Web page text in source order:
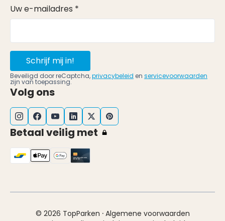
Uw e-mailadres *
Schrijf mij in!
Beveiligd door reCaptcha,privacybeleid en servicevoorwaarden
zijn van toepassing.
Volg ons
Betaal veilig met
© 2026 TopParken · Algemene voorwaarden